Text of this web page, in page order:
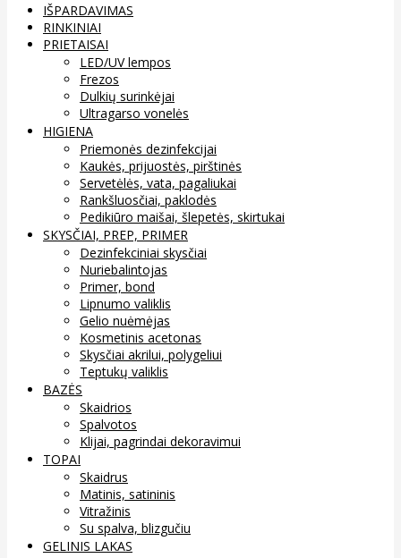
IŠPARDAVIMAS
RINKINIAI
PRIETAISAI
LED/UV lempos
Frezos
Dulkių surinkėjai
Ultragarso vonelės
HIGIENA
Priemonės dezinfekcijai
Kaukės, prijuostės, pirštinės
Servetėlės, vata, pagaliukai
Rankšluosčiai, paklodės
Pedikiūro maišai, šlepetės, skirtukai
SKYSČIAI, PREP, PRIMER
Dezinfekciniai skysčiai
Nuriebalintojas
Primer, bond
Lipnumo valiklis
Gelio nuėmėjas
Kosmetinis acetonas
Skysčiai akrilui, polygeliui
Teptukų valiklis
BAZĖS
Skaidrios
Spalvotos
Klijai, pagrindai dekoravimui
TOPAI
Skaidrus
Matinis, satininis
Vitražinis
Su spalva, blizgučiu
GELINIS LAKAS